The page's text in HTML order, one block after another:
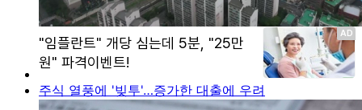
주식 열풍에 '빚투'…증가한 대출에 우려